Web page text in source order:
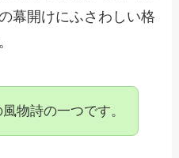
幕開けにふさわしい格
物詩の一つです。